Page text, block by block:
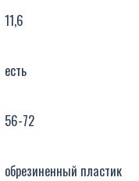
11,6
есть
56-72
обрезиненный пластик